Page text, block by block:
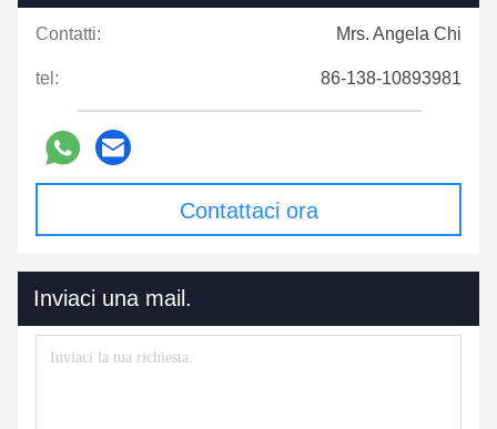
Contatti: Mrs. Angela Chi
tel: 86-138-10893981
Contattaci ora
Inviaci una mail.